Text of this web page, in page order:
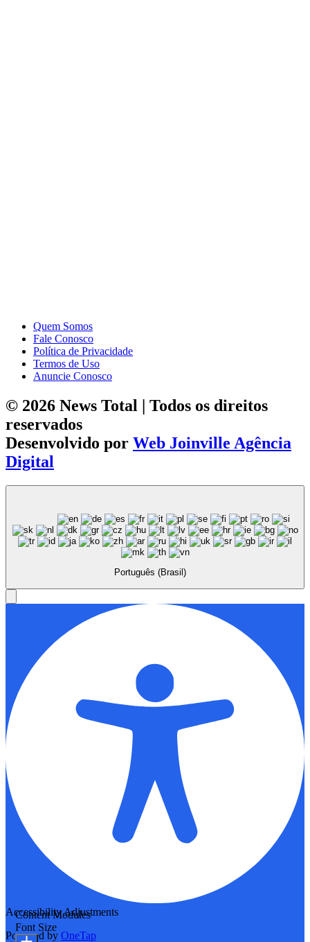
Quem Somos
Fale Conosco
Política de Privacidade
Termos de Uso
Anuncie Conosco
© 2026 News Total | Todos os direitos
reservados
Desenvolvido por Web Joinville Agência
Digital
Português (Brasil)
Accessibility Adjustments
Powered by OneTap
Content Modules
Font Size